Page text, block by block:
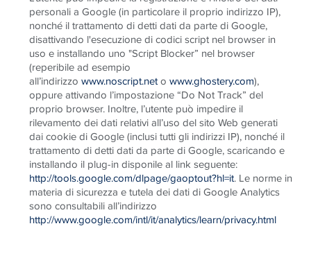
personali a Google (in particolare il proprio indirizzo IP),
nonché il trattamento di detti dati da parte di Google,
disattivando l'esecuzione di codici script nel browser in
uso e installando uno "Script Blocker” nel browser
(reperibile ad esempio
all’indirizzo www.noscript.neto www.ghostery.com),
oppure attivando l’impostazione “Do Not Track” del
proprio browser. Inoltre, l’utente può impedire il
rilevamento dei dati relativi all’uso del sito Web generati
dai cookie di Google (inclusi tutti gli indirizzi IP), nonché il
trattamento di detti dati da parte di Google, scaricando e
installando il plug-in disponile al link seguente:
http://tools.google.com/dlpage/gaoptout?hl=it.Le norme in
materia di sicurezza e tutela dei dati di Google Analytics
sono consultabili all’indirizzo
http://www.google.com/intl/it/analytics/learn/privacy.html